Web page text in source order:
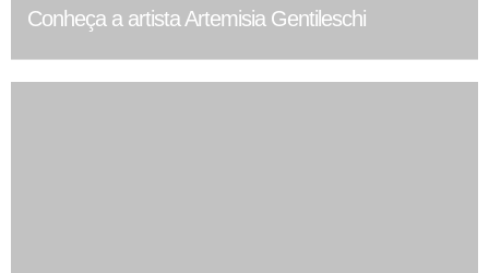
Conheça a artista Artemisia Gentileschi